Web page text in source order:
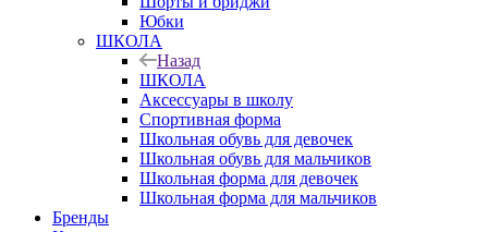
Юбки
ШКОЛА
Назад
ШКОЛА
Аксессуары в школу
Спортивная форма
Школьная обувь для девочек
Школьная обувь для мальчиков
Школьная форма для девочек
Школьная форма для мальчиков
Бренды